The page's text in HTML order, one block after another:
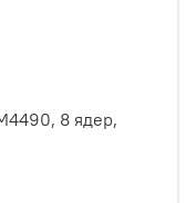
8 ядер,